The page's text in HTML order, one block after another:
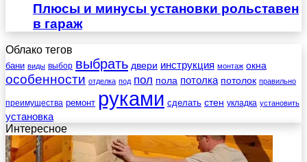
Плюсы и минусы установки рольставен
в гараж
Облако тегов
бани виды выбор выбрать двери инструкция монтаж окна
особенности отделка под пол пола потолка потолок правильно
преимущества ремонт руками сделать стен укладка установить
установка
Интересное